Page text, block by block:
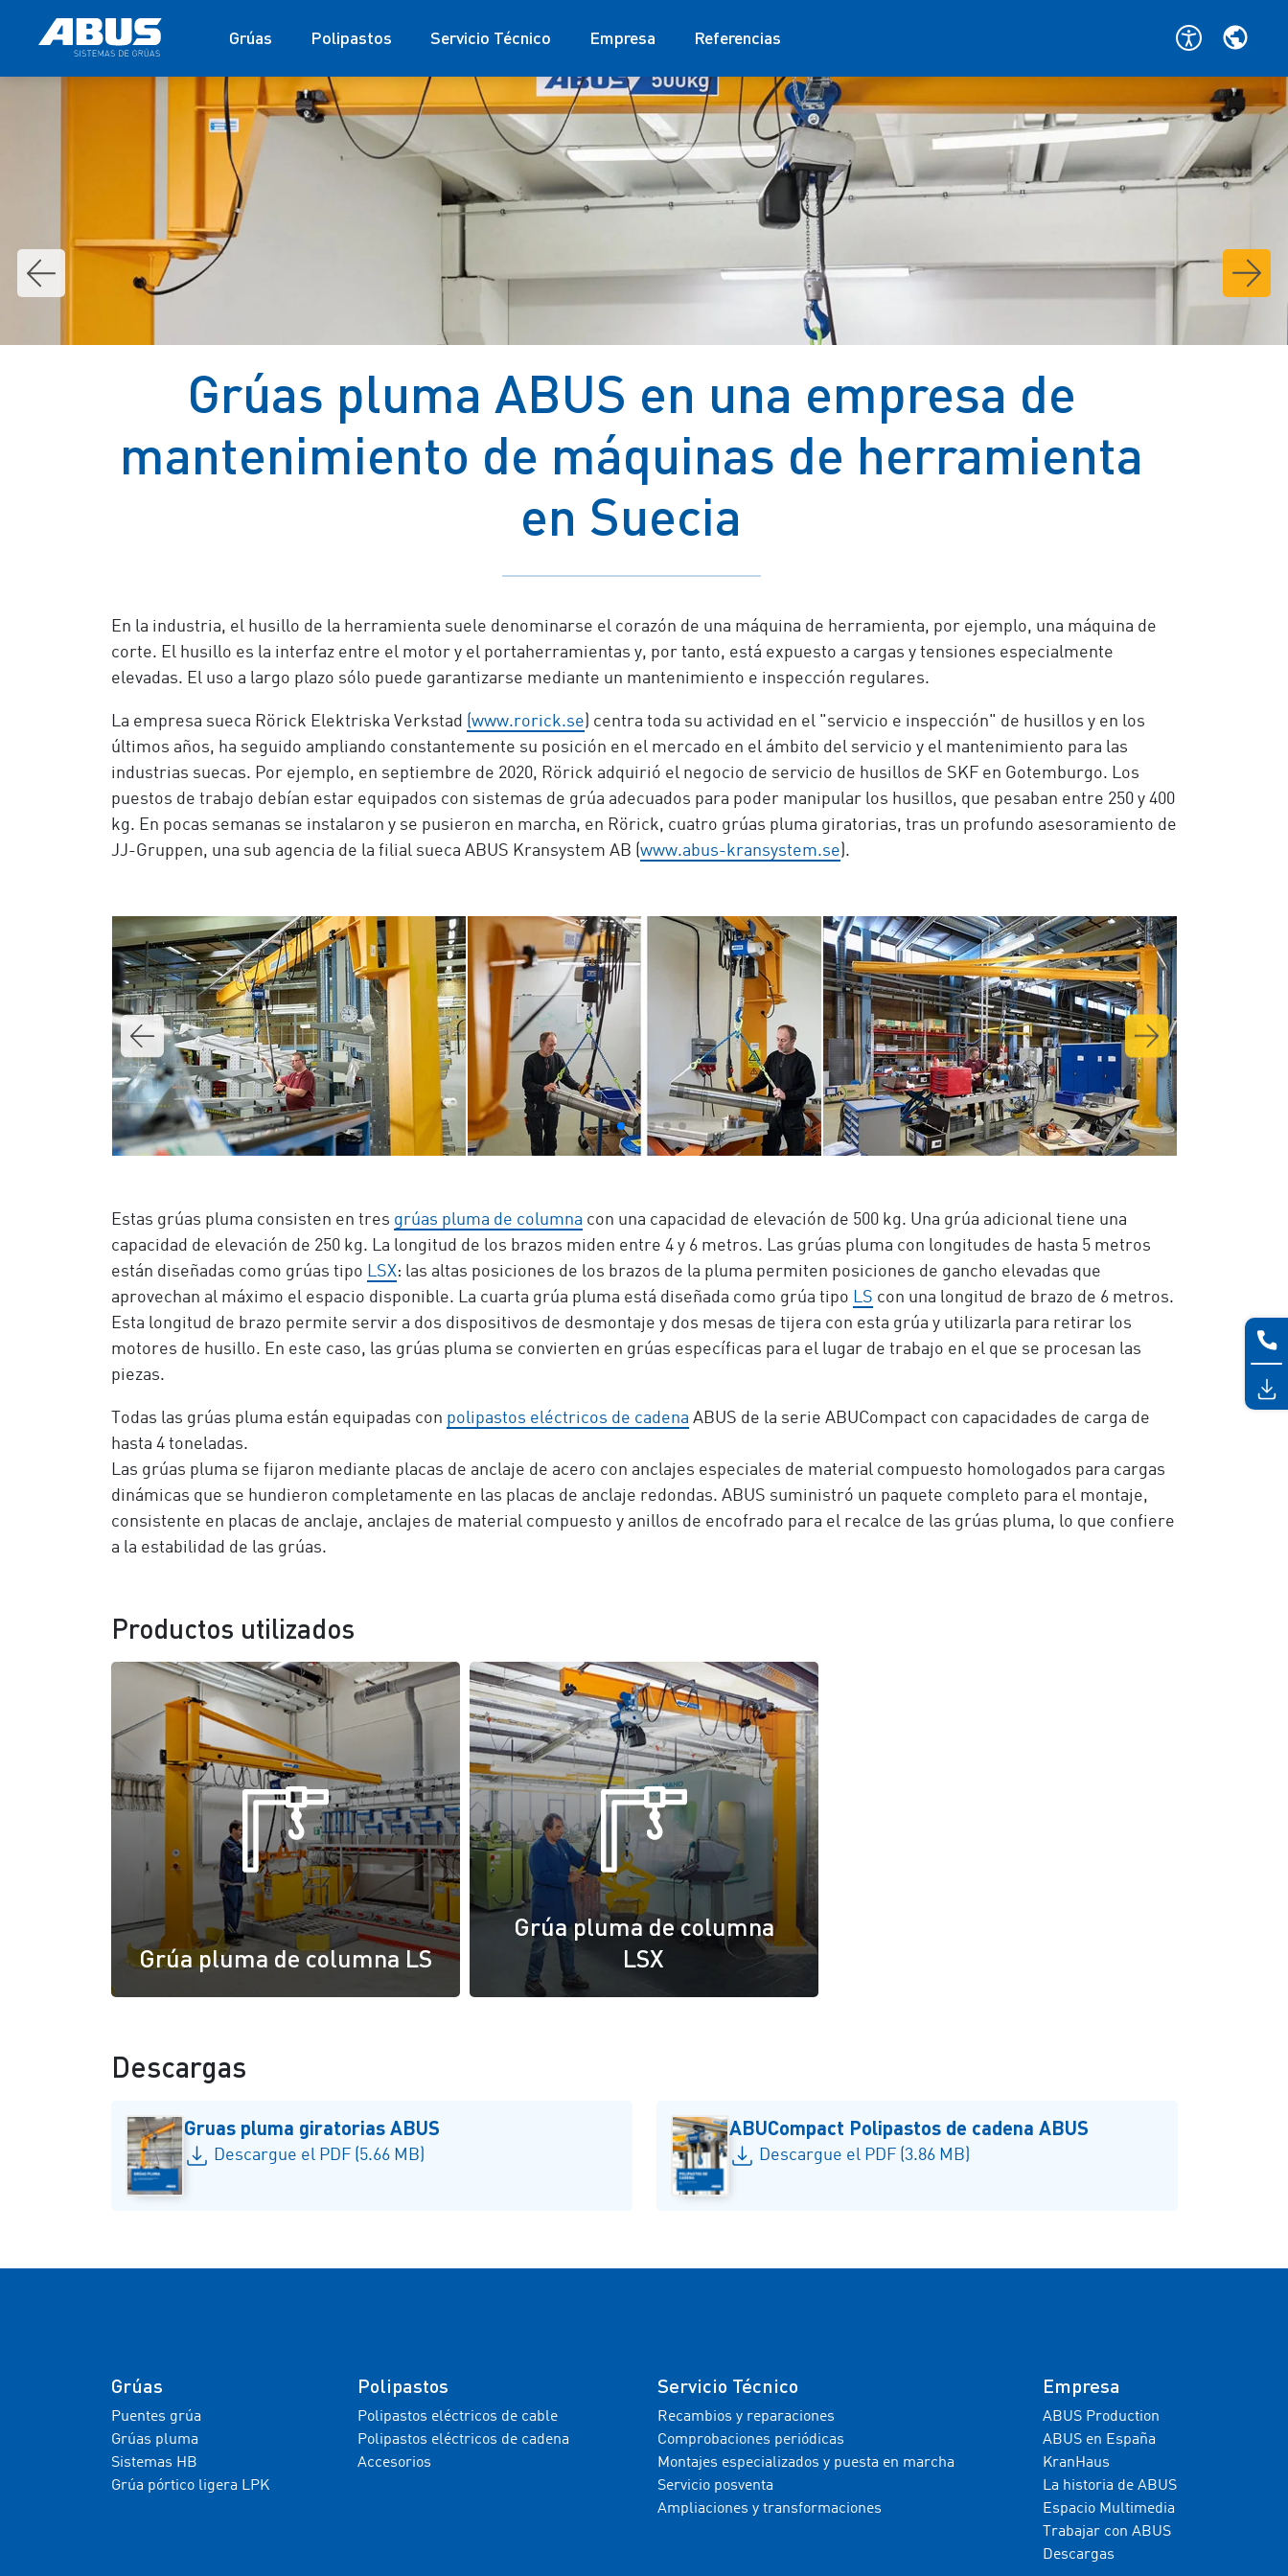
Grúas Polipastos Servicio Técnico Empresa Referencias
Grúas pluma ABUS en una empresa de
mantenimiento de máquinas de herramienta
en Suecia
En la industria, el husillo de la herramienta suele denominarse el corazón de una máquina de herramienta, por ejemplo, una máquina de
corte. El husillo es la interfaz entre el motor y el portaherramientas y, por tanto, está expuesto a cargas y tensiones especialmente
elevadas. El uso a largo plazo sólo puede garantizarse mediante un mantenimiento e inspección regulares.
La empresa sueca Rörick Elektriska Verkstad (www.rorick.se) centra toda su actividad en el "servicio e inspección" de husillos y en los
últimos años, ha seguido ampliando constantemente su posición en el mercado en el ámbito del servicio y el mantenimiento para las
industrias suecas. Por ejemplo, en septiembre de 2020, Rörick adquirió el negocio de servicio de husillos de SKF en Gotemburgo. Los
puestos de trabajo debían estar equipados con sistemas de grúa adecuados para poder manipular los husillos, que pesaban entre 250 y 400
kg. En pocas semanas se instalaron y se pusieron en marcha, en Rörick, cuatro grúas pluma giratorias, tras un profundo asesoramiento de
JJ-Gruppen, una sub agencia de la filial sueca ABUS Kransystem AB (www.abus-kransystem.se).
Estas grúas pluma consisten en tres grúas pluma de columna con una capacidad de elevación de 500 kg. Una grúa adicional tiene una
capacidad de elevación de 250 kg. La longitud de los brazos miden entre 4 y 6 metros. Las grúas pluma con longitudes de hasta 5 metros
están diseñadas como grúas tipo LSX: las altas posiciones de los brazos de la pluma permiten posiciones de gancho elevadas que
aprovechan al máximo el espacio disponible. La cuarta grúa pluma está diseñada como grúa tipo LS con una longitud de brazo de 6 metros.
Esta longitud de brazo permite servir a dos dispositivos de desmontaje y dos mesas de tijera con esta grúa y utilizarla para retirar los
motores de husillo. En este caso, las grúas pluma se convierten en grúas específicas para el lugar de trabajo en el que se procesan las
piezas.
Todas las grúas pluma están equipadas con polipastos eléctricos de cadena ABUS de la serie ABUCompact con capacidades de carga de
hasta 4 toneladas.
Las grúas pluma se fijaron mediante placas de anclaje de acero con anclajes especiales de material compuesto homologados para cargas
dinámicas que se hundieron completamente en las placas de anclaje redondas. ABUS suministró un paquete completo para el montaje,
consistente en placas de anclaje, anclajes de material compuesto y anillos de encofrado para el recalce de las grúas pluma, lo que confiere
a la estabilidad de las grúas.
Productos utilizados
Grúa pluma de columna LS
Grúa pluma de columna
LSX
Descargas
Gruas pluma giratorias ABUS
Descargue el PDF (5.66 MB)
ABUCompact Polipastos de cadena ABUS
Descargue el PDF (3.86 MB)
Grúas
Puentes grúa
Grúas pluma
Sistemas HB
Grúa pórtico ligera LPK
Polipastos
Polipastos eléctricos de cable
Polipastos eléctricos de cadena
Accesorios
Servicio Técnico
Recambios y reparaciones
Comprobaciones periódicas
Montajes especializados y puesta en marcha
Servicio posventa
Ampliaciones y transformaciones
Empresa
ABUS Production
ABUS en España
KranHaus
La historia de ABUS
Espacio Multimedia
Trabajar con ABUS
Descargas